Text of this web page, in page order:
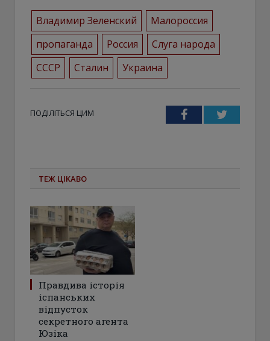
Владимир Зеленский
Малороссия
пропаганда
Россия
Слуга народа
СССР
Сталин Украина
ПОДІЛІТЬСЯ ЦИМ FacebookTwitter
ТЕЖ ЦІКАВО
Правдива історія
іспанських
відпусток
секретного агента
Юзіка